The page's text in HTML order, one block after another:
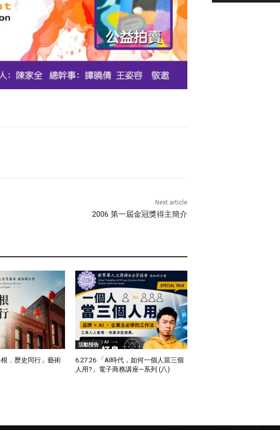
Next article
2006 第一屆金冠獎得主簡介
．歷史同行」藝術
活動預告
6.27.26 「AI時代，如何一個人當三個
人用?」電子商務講座—系列 (八)